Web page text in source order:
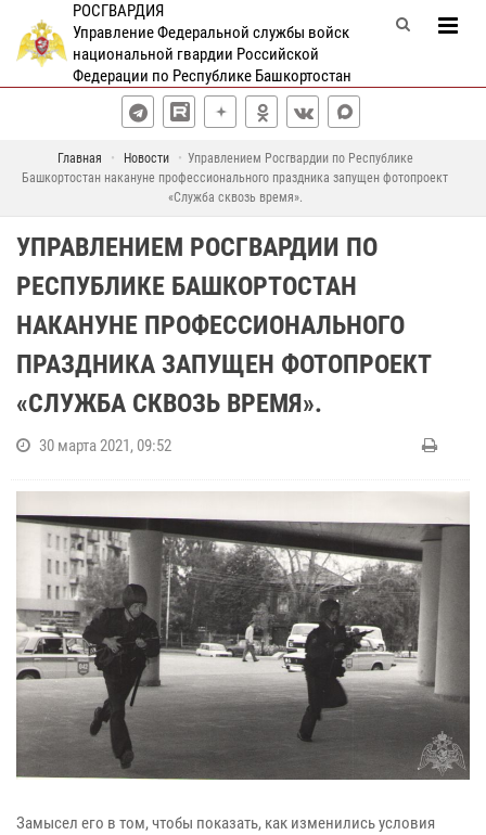
РОСГВАРДИЯ
Управление Федеральной службы войск
национальной гвардии Российской
Федерации по Республике Башкортостан
Главная Новости
Управлением Росгвардии по Республике
Башкортостан накануне профессионального праздника запущен фотопроект
«Служба сквозь время».
УПРАВЛЕНИЕМ РОСГВАРДИИ ПО
РЕСПУБЛИКЕ БАШКОРТОСТАН
НАКАНУНЕ ПРОФЕССИОНАЛЬНОГО
ПРАЗДНИКА ЗАПУЩЕН ФОТОПРОЕКТ
«СЛУЖБА СКВОЗЬ ВРЕМЯ».
30 марта 2021, 09:52
Замысел его в том, чтобы показать, как изменились условия